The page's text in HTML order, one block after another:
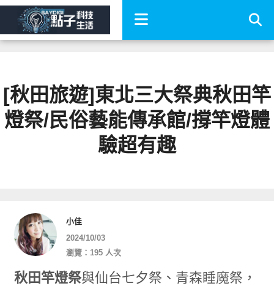
[秋田旅遊]東北三大祭典秋田竿
燈祭/民俗藝能傳承館/撐竿燈體
驗超有趣
小佳
2024/10/03
瀏覽：195 人次
秋田竿燈祭與仙台七夕祭、青森睡魔祭，